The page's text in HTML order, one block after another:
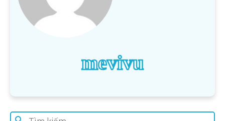
mevivu